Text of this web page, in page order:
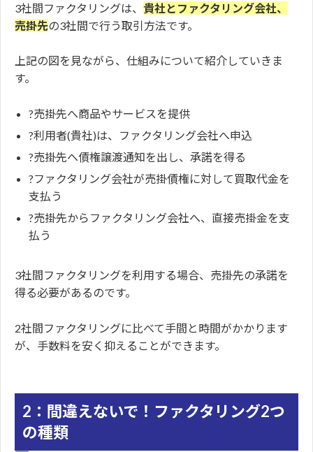
3社間ファクタリングは、 貴社とファクタリング会社、
売掛先の3社間で行う取引方法です。
上記の図を見ながら、仕組みについて紹介していきま
す。
?売掛先へ商品やサービスを提供
?利用者(貴社)は、ファクタリング会社へ申込
?売掛先へ債権譲渡通知を出し、承諾を得る
?ファクタリング会社が売掛債権に対して買取代金を
支払う
?売掛先からファクタリング会社へ、直接売掛金を支
払う
3社間ファクタリングを利用する場合、売掛先の承諾を
得る必要があるのです。
2社間ファクタリングに比べて手間と時間がかかります
が、手数料を安く抑えることができます。
2：間違えないで！ファクタリング2つ
の種類